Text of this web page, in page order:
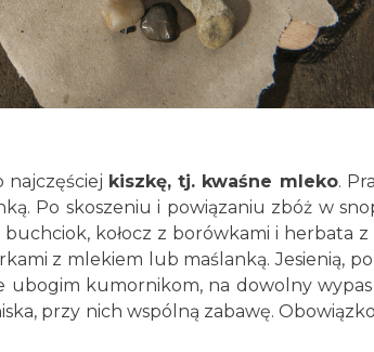
kiszkę, tj. kwaśne mleko.
Po skoszeniu i powiązaniu zbóż w
kołocz z borówkami i herbata z
z mlekiem lub maślanką. Jesienią,
ubogim kumornikom, na dowolny
przy nich wspólną zabawę.